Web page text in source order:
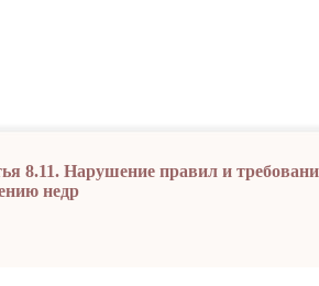
8.11. Нарушение правил и
недр